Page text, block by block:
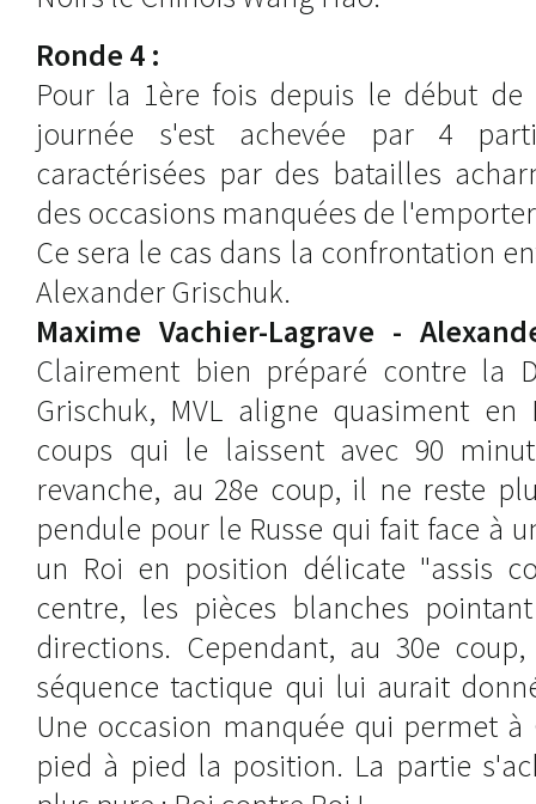
Ronde 4 :
Pour la 1ère fois depuis le début
journée s'est achevée par 4
caractérisées par des batailles
des occasions manquées de
Ce sera le cas dans la confrontation
Alexander Grischuk.
Maxime Vachier-Lagrave -
Clairement bien préparé contre la
Grischuk, MVL aligne quasiment
coups qui le laissent avec 90
revanche, au 28e coup, il ne reste
pendule pour le Russe qui fait face à
un Roi en position délicate "assis
centre, les pièces blanches
directions. Cependant, au 30e
séquence tactique qui lui aurait
Une occasion manquée qui permet
pied à pied la position. La partie